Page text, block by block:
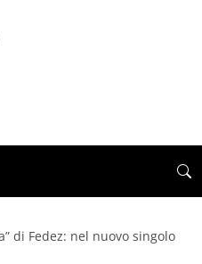
di Fedez: nel nuovo singolo